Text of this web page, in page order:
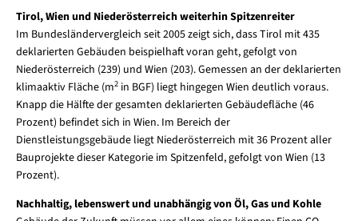
Tirol, Wien und Niederösterreich weiterhin Spitzenreiter
Im Bundesländervergleich seit 2005 zeigt sich, dass Tirol mit 435
deklarierten Gebäuden beispielhaft voran geht, gefolgt von
Niederösterreich (239) und Wien (203). Gemessen an der deklarierten
klimaaktiv Fläche (m2in BGF) liegt hingegen Wien deutlich voraus.
Knapp die Hälfte der gesamten deklarierten Gebäudefläche (46
Prozent) befindet sich in Wien. Im Bereich der
Dienstleistungsgebäude liegt Niederösterreich mit 36 Prozent aller
Bauprojekte dieser Kategorie im Spitzenfeld, gefolgt von Wien (13
Prozent).
Nachhaltig, lebenswert und unabhängig von Öl, Gas und Kohle